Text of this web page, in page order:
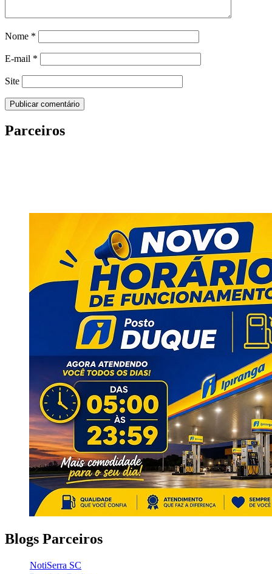
Nome *
E-mail *
Site
Parceiros
Blogs Parceiros
NotiSerra SC